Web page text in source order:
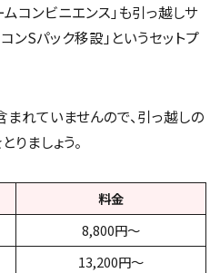
コンビニエンス」も引っ越しサ
ンSパック移設」というセットプ
まれていませんので、引っ越しの
ましょう。
料金
8,800円～
13,200円～